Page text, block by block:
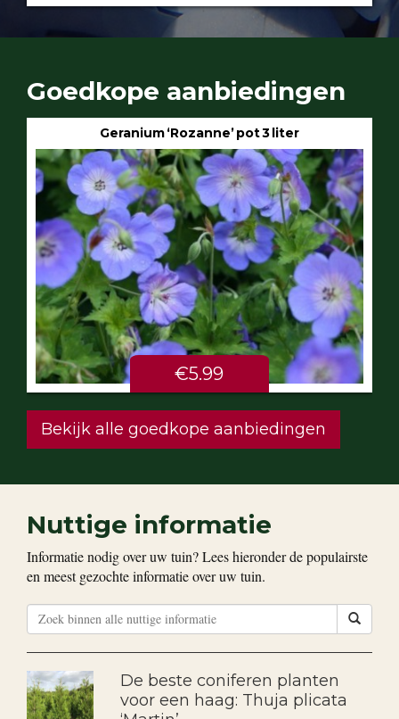
Goedkope aanbiedingen
Geranium ‘Rozanne’ pot 3 liter
€5.99
Bekijk alle goedkope aanbiedingen
Nuttige informatie
Informatie nodig over uw tuin? Lees hieronder de populairste
en meest gezochte informatie over uw tuin.
De beste coniferen planten
voor een haag: Thuja plicata